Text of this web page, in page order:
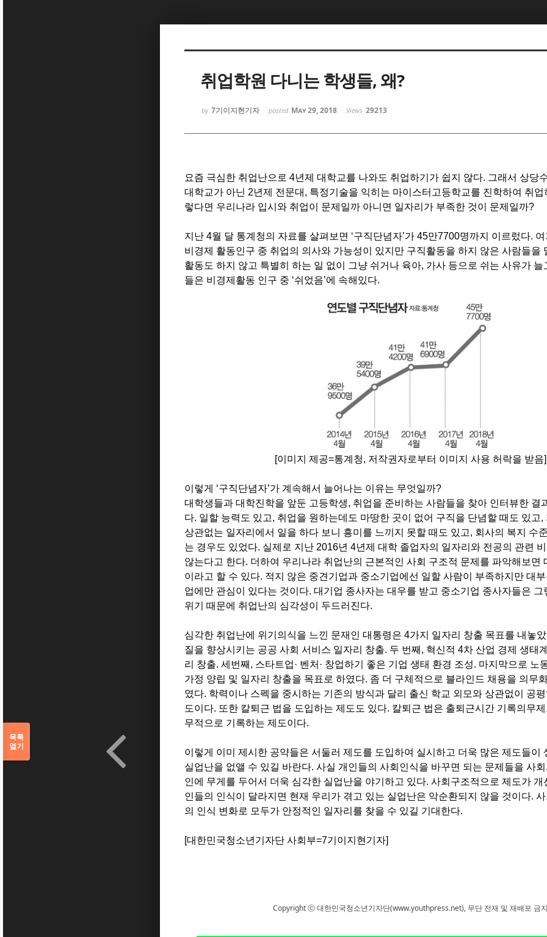
취업학원 다니는 학생들, 왜?
by 7기이지현기자 posted May 29, 2018 Views 29213
요즘 극심한 취업난으로 4년제 대학교를 나와도 취업하기가 쉽지 않다. 그래서 상당
대학교가 아닌 2년제 전문대, 특정기술을 익히는 마이스터고등학교를 진학하여 취
렇다면 우리나라 입시와 취업이 문제일까 아니면 일자리가 부족한 것이 문제일까?
지난 4월 달 통계청의 자료를 살펴보면 ‘구직단념자’가 45만7700명까지 이르렀다.
비경제 활동인구 중 취업의 의사와 가능성이 있지만 구직활동을 하지 않은 사람들을
활동도 하지 않고 특별히 하는 일 없이 그냥 쉬거나 육아, 가사 등으로 쉬는 사유가
들은 비경제활동 인구 중 ‘쉬었음’에 속해있다.
[이미지 제공=통계청, 저작권자로부터 이미지 사용 허락을 받음]
이렇게 ‘구직단념자’가 계속해서 늘어나는 이유는 무엇일까?
대학생들과 대학진학을 앞둔 고등학생, 취업을 준비하는 사람들을 찾아 인터뷰한 결
다. 일할 능력도 있고, 취업을 원하는데도 마땅한 곳이 없어 구직을 단념할 때도 있고
상관없는 일자리에서 일을 하다 보니 흥미를 느끼지 못할 때도 있고, 회사의 복지 수
는 경우도 있었다. 실제로 지난 2016년 4년제 대학 졸업자의 일자리와 전공의 관련
않는다고 한다. 더하여 우리나라 취업난의 근본적인 사회 구조적 문제를 파악해보면
이라고 할 수 있다. 적지 않은 중견기업과 중소기업에선 일할 사람이 부족하지만 대
업에만 관심이 있다는 것이다. 대기업 종사자는 대우를 받고 중소기업 종사자들은 그
위기 때문에 취업난의 심각성이 두드러진다.
심각한 취업난에 위기의식을 느낀 문재인 대통령은 4가지 일자리 창출 목표를 내놓
질을 향상시키는 공공 사회 서비스 일자리 창출. 두 번째, 혁신적 4차 산업 경제 생태
리 창출. 세번째, 스타트업· 벤처· 창업하기 좋은 기업 생태 환경 조성. 마지막으로 노
가정 양립 및 일자리 창출을 목표로 하였다. 좀 더 구체적으로 블라인드 채용을 의무
였다. 학력이나 스펙을 중시하는 기존의 방식과 달리 출신 학교 외모와 상관없이 공
도이다. 또한 칼퇴근 법을 도입하는 제도도 있다. 칼퇴근 법은 출퇴근시간 기록의무
무적으로 기록하는 제도이다.
이렇게 이미 제시한 공약들은 서둘러 제도를 도입하여 실시하고 더욱 많은 제도들이
실업난을 없앨 수 있길 바란다. 사실 개인들의 사회인식을 바꾸면 되는 문제들을 사
인에 무게를 두어서 더욱 심각한 실업난을 야기하고 있다. 사회구조적으로 제도가 개
인들의 인식이 달라지면 현재 우리가 겪고 있는 실업난은 악순환되지 않을 것이다.
의 인식 변화로 모두가 안정적인 일자리를 찾을 수 있길 기대한다.
[대한민국청소년기자단 사회부=7기이지현기자]
Copyright ⓒ 대한민국청소년기자단(www.youthpress.net), 무단 전재 및 재배포 금
목록
열기
Sketchbook5, 스케치북5
Sketchbook5, 스케치북5